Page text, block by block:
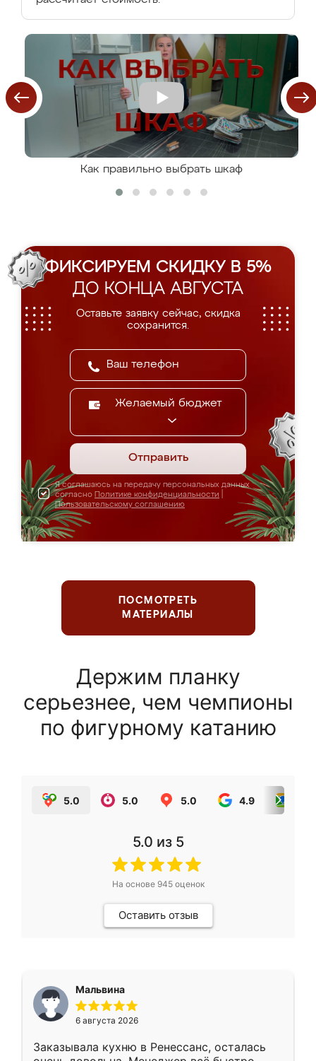
Как правильно выбрать шкаф
ФИКСИРУЕМ СКИДКУ В 5%
ДО КОНЦА АВГУСТА
Оставьте заявку сейчас, скидка
сохранится.
Желаемый бюджет
Отправить
Я соглашаюсь на передачу персональных данных
согласно Политике конфиденциальности
Пользовательскому соглашению
ПОСМОТРЕТЬ
МАТЕРИАЛЫ
Держим планку
серьезнее, чем чемпионы
по фигурному катанию
5.0 5.0 5.0 4.9
5.0 из 5
На основе 945оценок
Оставить отзыв
Мальвина
6 августа 2026
Заказывала кухню в Ренессанс, осталась